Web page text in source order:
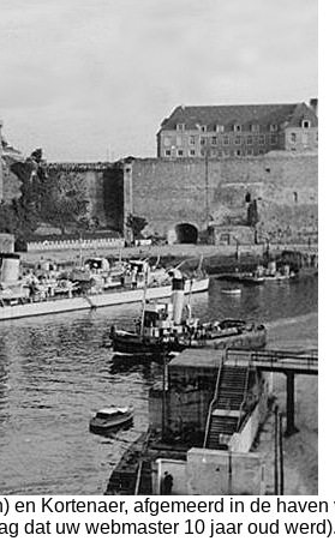
en Kortenaer, afgemeerd in de haven
dat uw webmaster 10 jaar oud werd).